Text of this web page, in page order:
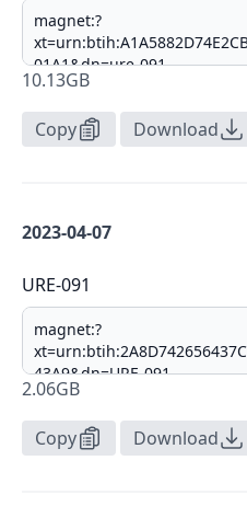
10.13GB
Copy Download
2023-04-07
URE-091
2.06GB
Copy Download